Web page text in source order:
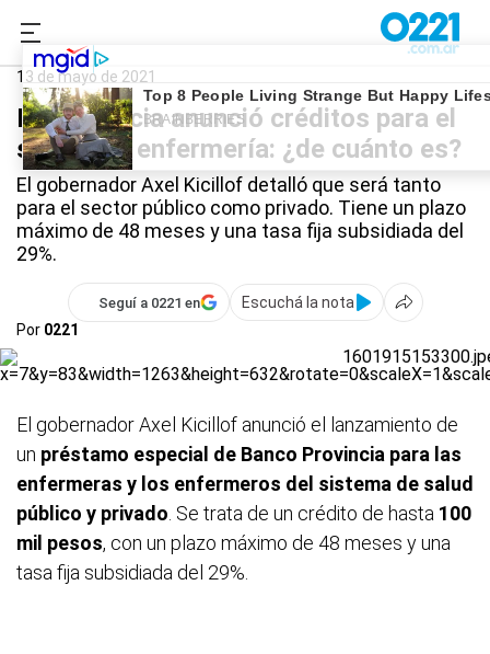
0221.com.ar
13 de mayo de 2021
La Provincia anunció créditos para el
sector de enfermería: ¿de cuánto es?
El gobernador Axel Kicillof detalló que será tanto
para el sector público como privado. Tiene un plazo
máximo de 48 meses y una tasa fija subsidiada del
29%.
Seguí a 0221 en
Escuchá la nota
Por 0221
El gobernador Axel Kicillof anunció el lanzamiento de
un préstamo especial de Banco Provincia para las
enfermeras y los enfermeros del sistema de salud
público y privado . Se trata de un crédito de hasta 100
mil pesos, con un plazo máximo de 48 meses y una
tasa fija subsidiada del 29%.